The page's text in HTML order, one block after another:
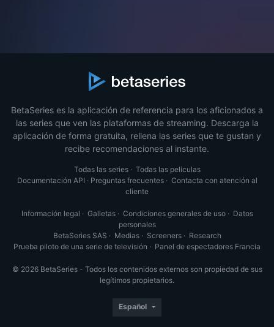
BetaSeries es la aplicación de referencia para los aficionados a
las series que ven las plataformas de streaming. Descarga la
aplicación de forma gratuita, rellena las series que te gustan y
recibe recomendaciones al instante.
Todas las series· Todas las películas
Documentación API · Preguntas frecuentes· Contacta con atención al
cliente
Información legal · Galletas· Condiciones generales de uso· Datos
personales
BetaSeries SAS · Medias· Screeners· Research
Prueba piloto de una serie de televisión · Panel de espectadores Francia
© 2026 BetaSeries - Todos los contenidos externos son propiedad de sus
legítimos propietarios.
Español